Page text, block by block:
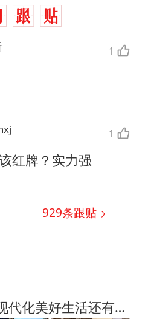
1
1
红牌？实力强
929条跟贴
米兰印象：我们离现代化美好生活还有多远？|| 大视野